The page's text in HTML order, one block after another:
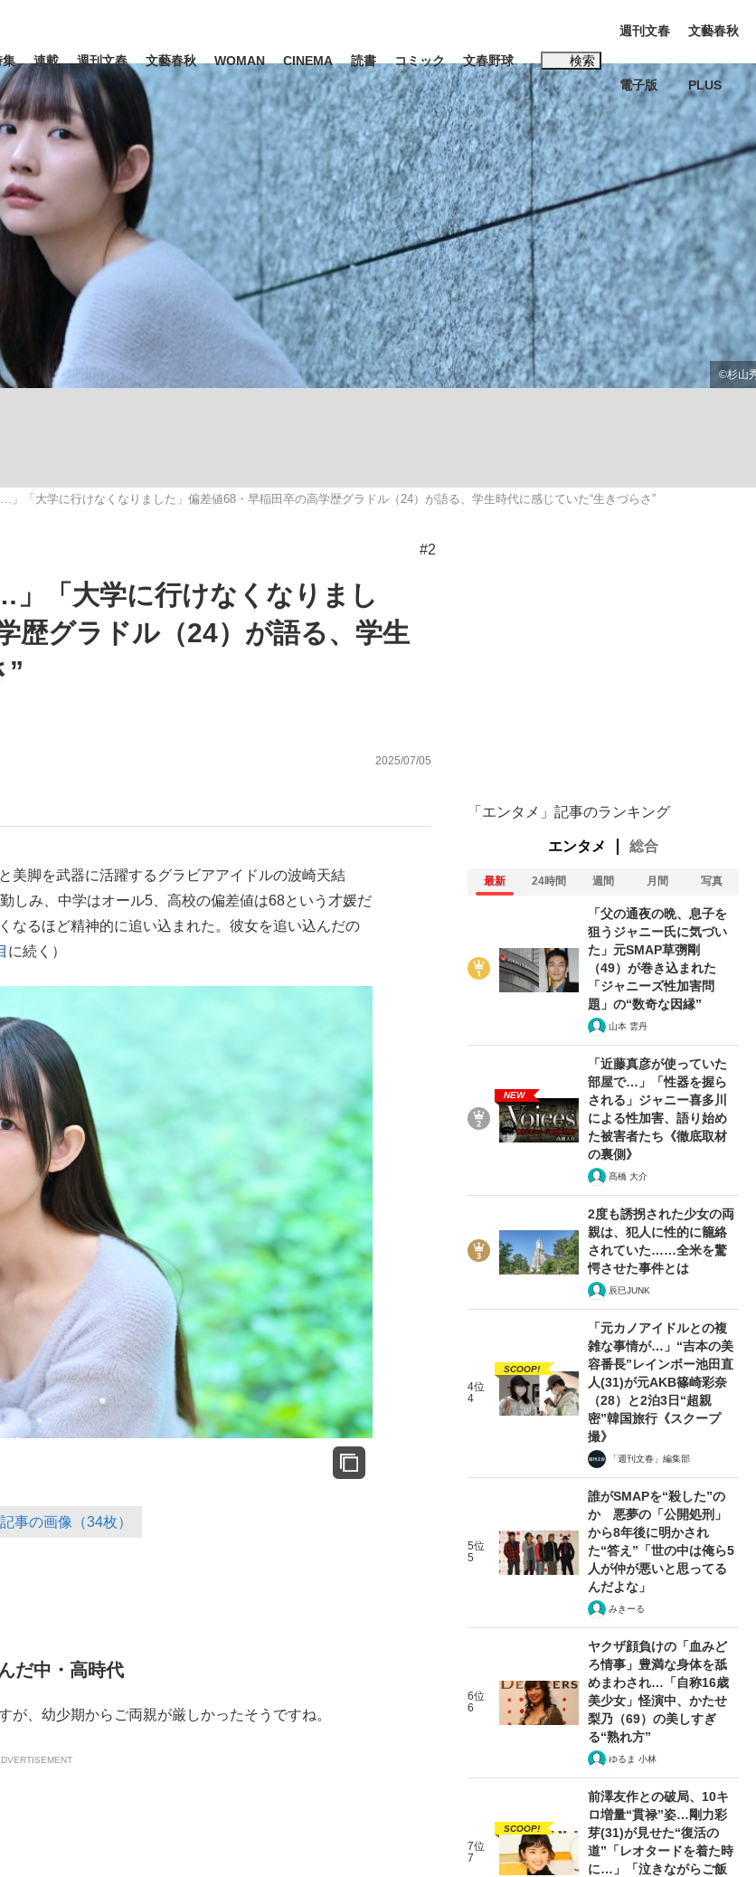
エンタメ ライフ ビジネス インタビュー 読書
日本代表監督に... 「最悪の空気のまま解散」WBC日本代表“敗戦”の真実 選手が明かす...
集
観る将棋、読む将棋
連載 週刊文春 文藝春秋 WOMAN CINEMA 読書 コミック 文春野球 検索
キーワード入力
タグ一覧
市早苗 #後藤真希 #森岡毅 #城彰二 #内田有紀
#松田聖子
週刊文春
電子版
文藝春秋
PLUS
」「大学に行けなくなりました」偏差値68・早稲田卒の高学歴グラドル（24）が語る、学生時代に感じていた“生きづらさ”
#2
」「大学に行けなくなりまし
歴グラドル（24）が語る、学生
”
2025/07/05
脚を武器に活躍するグラビアアイドルの波崎天結
しみ、中学はオール5、高校の偏差値は68という才媛だ
なるほど精神的に追い込まれた。彼女を追い込んだの
に続く）
事の画像（34枚）
だ中・高時代
、幼少期からご両親が厳しかったそうですね。
「エンタメ」記事のランキング
エンタメ 総合
最新 24時間 週間 月間 写真
「父の通夜の晩、息子を
狙うジャニー氏に気づい
た」元SMAP草彅剛
（49）が巻き込まれた
「ジャニーズ性加害問
題」の“数奇な因縁”
山本 雲丹
NEW
「近藤真彦が使っていた
部屋で…」「性器を握ら
される」ジャニー喜多川
による性加害、語り始め
た被害者たち《徹底取材
の裏側》
髙橋 大介
2度も誘拐された少女の両
親は、犯人に性的に籠絡
されていた……全米を驚
愕させた事件とは
辰巳JUNK
4位
4
SCOOP!
「元カノアイドルとの複
雑な事情が…」“吉本の美
容番長”レインボー池田直
人(31)が元AKB篠崎彩奈
（28）と2泊3日“超親
密”韓国旅行《スクープ
撮》
「週刊文春」編集部
5位
5
誰がSMAPを“殺した”の
か 悪夢の「公開処刑」
から8年後に明かされ
た“答え”「世の中は俺ら5
人が仲が悪いと思ってる
んだよな」
みきーる
6位
6
ヤクザ顔負けの「血みど
ろ情事」豊満な身体を舐
めまわされ…「自称16歳
美少女」怪演中、かたせ
梨乃（69）の美しすぎ
る“熟れ方”
ゆるま 小林
7位
7
SCOOP!
前澤友作との破局、10キ
ロ増量“貫禄”姿…剛力彩
芽(31)が見せた“復活の
道”「レオタードを着た時
に…」「泣きながらご飯